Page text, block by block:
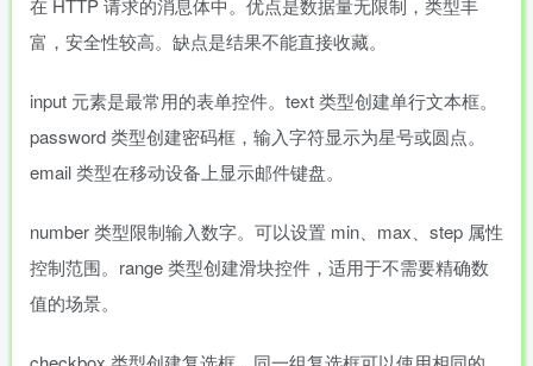
在 HTTP 请求的消息体中。优点是数据量无限制，类型丰
富，安全性较高。缺点是结果不能直接收藏。
input 元素是最常用的表单控件。text 类型创建单行文本框。
password 类型创建密码框，输入字符显示为星号或圆点。
email 类型在移动设备上显示邮件键盘。
number 类型限制输入数字。可以设置 min、max、step 属性
控制范围。range 类型创建滑块控件，适用于不需要精确数
值的场景。